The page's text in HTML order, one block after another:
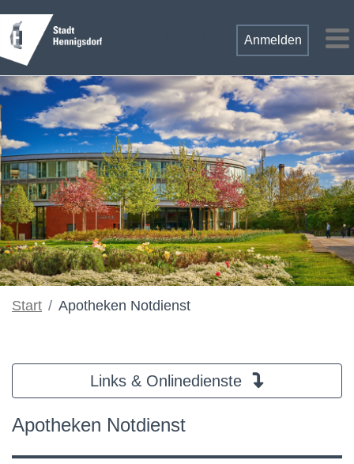
Zum Hauptinhalt springen
Anmelden
Start Apotheken Notdienst
Links & Onlinedienste
Apotheken Notdienst